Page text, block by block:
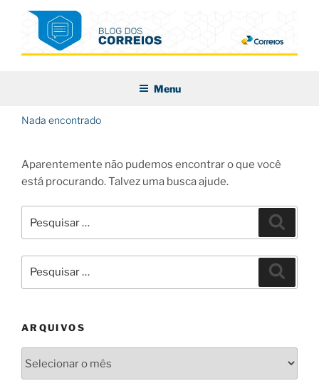
conteúdo
Menu
Nada encontrado
Aparentemente não pudemos encontrar o que você
está procurando. Talvez uma busca ajude.
por:
por:
ARQUIVOS